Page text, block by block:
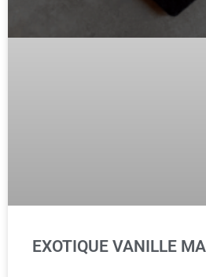
EXOTIQUE VANILLE